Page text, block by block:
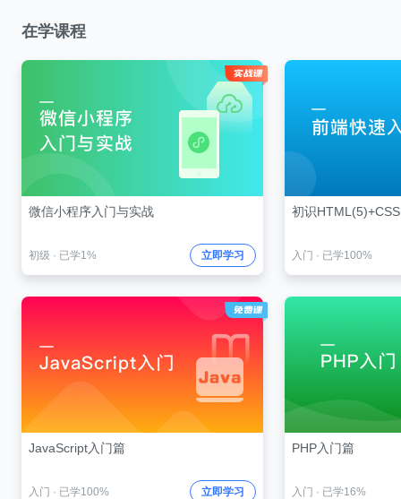
在学课程
微信小程序入门与实战
初级 · 已学1% 立即学习
初识
入门 · 已学100%
JavaScript入门篇
入门 · 已学100% 立即学习
PHP入门篇
入门 · 已学16%